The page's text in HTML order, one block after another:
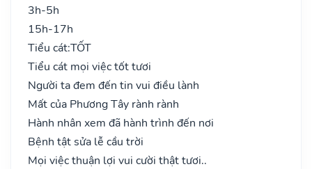
3h-5h
15h-17h
Tiểu cát:TỐT
Tiểu cát mọi việc tốt tươi
Người ta đem đến tin vui điều lành
Mất của Phương Tây rành rành
Hành nhân xem đã hành trình đến nơi
Bệnh tật sửa lễ cầu trời
Mọi việc thuận lợi vui cười thật tươi..